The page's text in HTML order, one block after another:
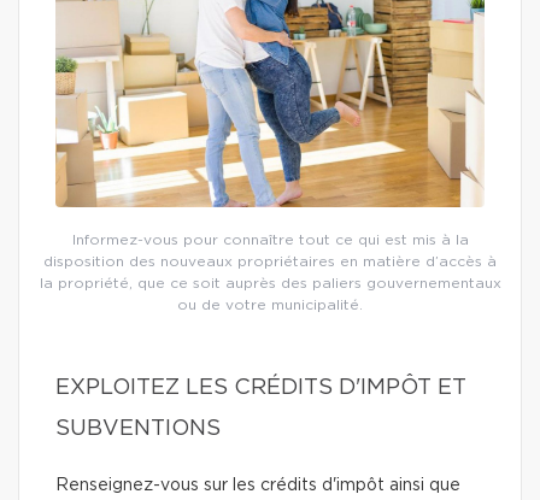
Informez-vous pour connaître tout ce qui est mis à la
disposition des nouveaux propriétaires en matière d’accès à
la propriété, que ce soit auprès des paliers gouvernementaux
ou de votre municipalité.
EXPLOITEZ LES CRÉDITS D'IMPÔT ET
SUBVENTIONS
Renseignez-vous sur les crédits d'impôt ainsi que